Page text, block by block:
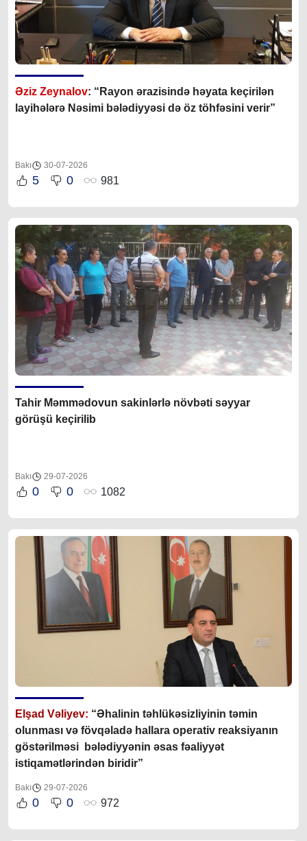
Əziz Zeynalov: “Rayon ərazisində həyata keçirilən
layihələrə Nəsimi bələdiyyəsi də öz töhfəsini verir”
Bakı 30-07-2026
5 0 981
Tahir Məmmədovun sakinlərlə növbəti səyyar
görüşü keçirilib
Bakı 29-07-2026
0 0 1082
Elşad Vəliyev: “Əhalinin təhlükəsizliyinin təmin
olunması və fövqəladə hallara operativ reaksiyanın
göstərilməsi bələdiyyənin əsas fəaliyyət
istiqamətlərindən biridir”
Bakı 29-07-2026
0 0 972